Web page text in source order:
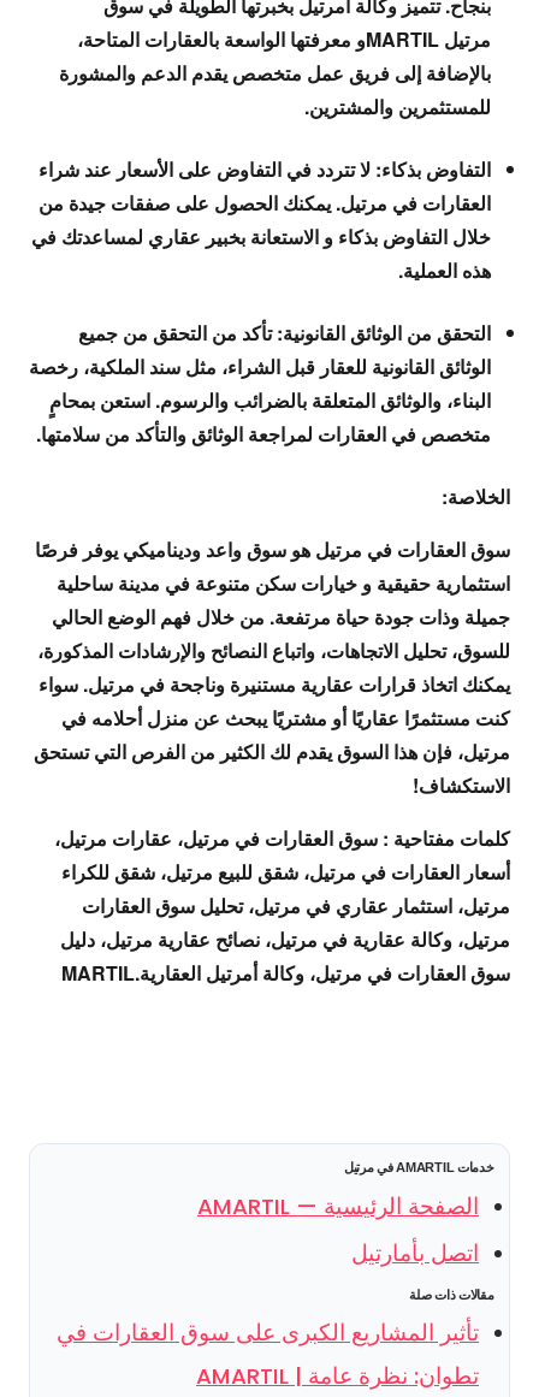
مرتيل MARTILو معرفتها الواسعة بالعقارات المتاحة،
بالإضافة إلى فريق عمل متخصص يقدم الدعم والمشورة
للمستثمرين والمشترين.
التفاوض بذكاء: لا تتردد في التفاوض على الأسعار عند شراء
العقارات في مرتيل. يمكنك الحصول على صفقات جيدة من
خلال التفاوض بذكاء و الاستعانة بخبير عقاري لمساعدتك في
هذه العملية.
التحقق من الوثائق القانونية: تأكد من التحقق من جميع
الوثائق القانونية للعقار قبل الشراء، مثل سند الملكية، رخصة
البناء، والوثائق المتعلقة بالضرائب والرسوم. استعن بمحامٍ
متخصص في العقارات لمراجعة الوثائق والتأكد من سلامتها.
الخلاصة:
سوق العقارات في مرتيل هو سوق واعد وديناميكي يوفر فرصًا
استثمارية حقيقية و خيارات سكن متنوعة في مدينة ساحلية
جميلة وذات جودة حياة مرتفعة. من خلال فهم الوضع الحالي
للسوق، تحليل الاتجاهات، واتباع النصائح والإرشادات المذكورة،
يمكنك اتخاذ قرارات عقارية مستنيرة وناجحة في مرتيل. سواء
كنت مستثمرًا عقاريًا أو مشتريًا يبحث عن منزل أحلامه في
مرتيل، فإن هذا السوق يقدم لك الكثير من الفرص التي تستحق
الاستكشاف!
كلمات مفتاحية : سوق العقارات في مرتيل، عقارات مرتيل،
أسعار العقارات في مرتيل، شقق للبيع مرتيل، شقق للكراء
مرتيل، استثمار عقاري في مرتيل، تحليل سوق العقارات
مرتيل، وكالة عقارية في مرتيل، نصائح عقارية مرتيل، دليل
سوق العقارات في مرتيل، وكالة أمرتيل العقارية.MARTIL
خدمات AMARTIL في مرتيل
الصفحة الرئيسية — AMARTIL
اتصل بأمارتيل
مقالات ذات صلة
تأثير المشاريع الكبرى على سوق العقارات في
تطوان: نظرة عامة | AMARTIL